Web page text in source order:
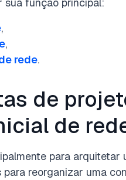
,
,
rede.
de
de
para arquitetar
reorganizar uma